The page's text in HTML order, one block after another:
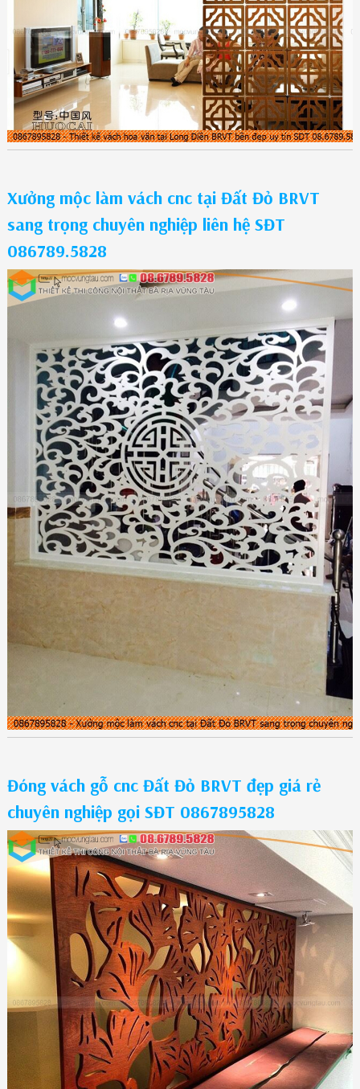
Xưởng mộc làm vách cnc tại Đất Đỏ BRVT
sang trọng chuyên nghiệp liên hệ SĐT
086789.5828
Đóng vách gỗ cnc Đất Đỏ BRVT đẹp giá rẻ
chuyên nghiệp gọi SĐT 0867895828